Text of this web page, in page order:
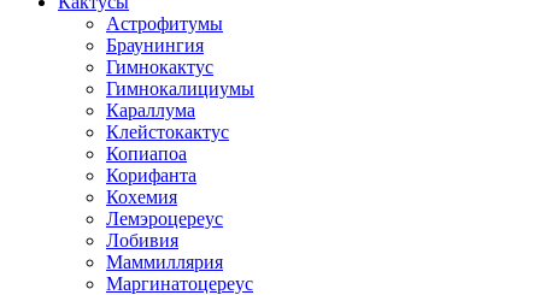
Астрофитумы
Браунингия
Гимнокактус
Гимнокалициумы
Караллума
Клейстокактус
Копиапоа
Корифанта
Кохемия
Лемэроцереус
Лобивия
Маммиллярия
Маргинатоцереус